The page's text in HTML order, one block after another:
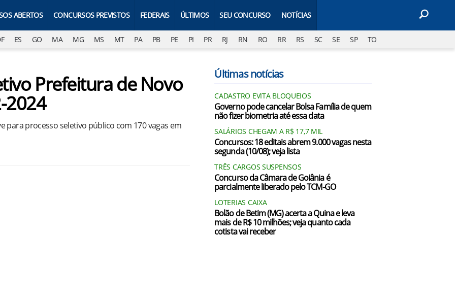
ABERTOS CONCURSOS PREVISTOS FEDERAIS ÚLTIMOS SEU CONCURSO NOTÍCIAS
ES GO MA MG MS MT PA PB PE PI PR RJ RN RO RR RS SC SE SP TO
Prefeitura de Novo
2024
para processo seletivo público com 170 vagas em
Últimas notícias
CADASTRO EVITA BLOQUEIOS
Governo pode cancelar Bolsa Família de quem
não fizer biometria até essa data
SALÁRIOS CHEGAM A R$ 17,7 MIL
Concursos: 18 editais abrem 9.000 vagas nesta
segunda (10/08); veja lista
TRÊS CARGOS SUSPENSOS
Concurso da Câmara de Goiânia é
parcialmente liberado pelo TCM-GO
LOTERIAS CAIXA
Bolão de Betim (MG) acerta a Quina e leva
mais de R$ 10 milhões; veja quanto cada
cotista vai receber